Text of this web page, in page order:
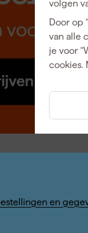
volgen
Door op
van alle
je voor
cookies.
en